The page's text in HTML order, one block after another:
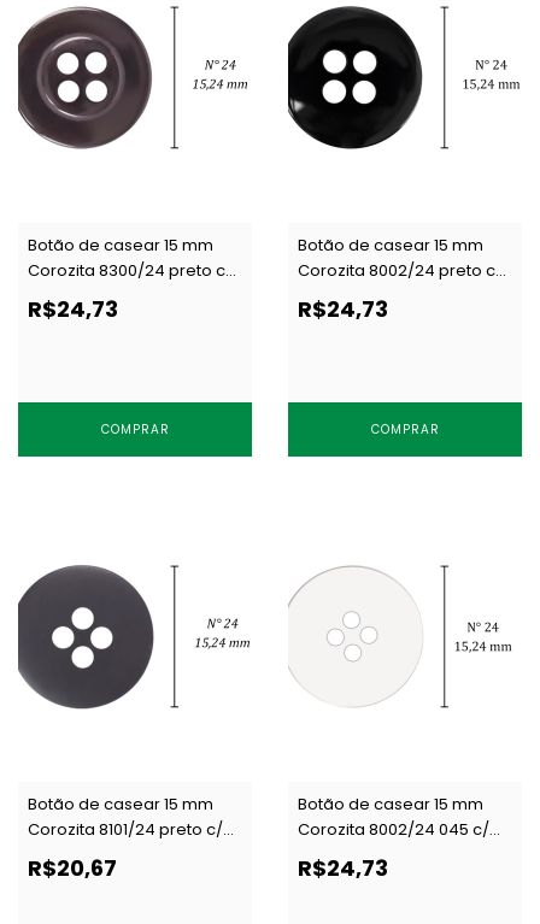
Botão de casear 15 mm
Corozita 8300/24 preto c/
144 un
R$24,73
COMPRAR
Botão de casear 15 mm
Corozita 8002/24 preto c/
144 un
R$24,73
COMPRAR
Botão de casear 15 mm
Corozita 8101/24 preto c/
144 un
R$20,67
Botão de casear 15 mm
Corozita 8002/24 045 c/
144 un
R$24,73